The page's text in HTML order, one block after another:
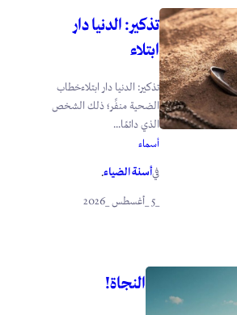
تذكير: الدنيا دار
ابتلاء
تذكير: الدنيا دار ابتلاءخطاب
الضحية منفِّر؛ ذلك الشخص
الذي دائمًا...
أسماء
فيأسنة الضياء.
_5 _أغسطس _2026
النجاة!